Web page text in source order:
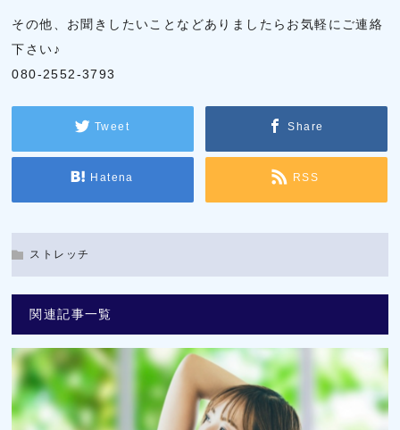
その他、お聞きしたいことなどありましたらお気軽にご連絡
下さい♪
080-2552-3793
Tweet Share
Hatena RSS
ストレッチ
関連記事一覧